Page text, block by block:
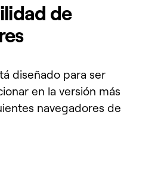
de
diseñado para ser
en la versión más
navegadores de